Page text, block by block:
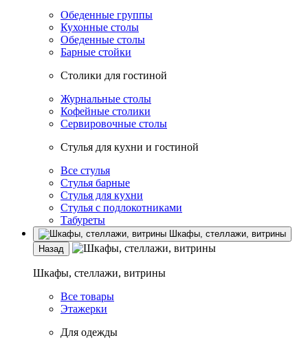
Обеденные группы
Кухонные столы
Обеденные столы
Барные стойки
Столики для гостиной
Журнальные столы
Кофейные столики
Сервировочные столы
Стулья для кухни и гостиной
Все стулья
Стулья барные
Стулья для кухни
Стулья с подлокотниками
Табуреты
Шкафы, стеллажи, витрины
Назад
Шкафы, стеллажи, витрины
Все товары
Этажерки
Для одежды